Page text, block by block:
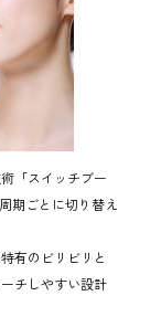
「スイッチブー
期ごとに切り替え
有のビリビリと
チしやすい設計